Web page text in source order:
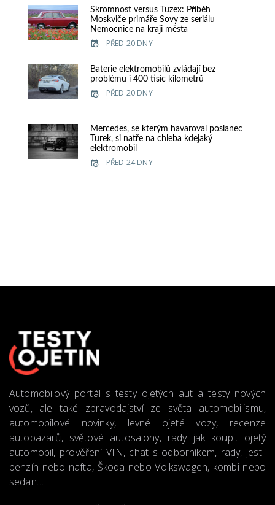
Skromnost versus Tuzex: Příběh
Moskviče primáře Sovy ze seriálu
Nemocnice na kraji města
PŘED 20 DNY
Baterie elektromobilů zvládají bez
problému i 400 tisíc kilometrů
PŘED 20 DNY
Mercedes, se kterým havaroval poslanec
Turek, si natře na chleba kdejaký
elektromobil
PŘED 24 DNY
Automobilový portál s testy ojetých aut a testy nových
vozů, ale také zpravodajství ze světa automobilismu,
automobilové novinky, levné ojeté vozy, recenze
autobazarů, světové autosalony, rady jak koupit ojetý
automobil, prověření VIN, chat s odborníkem, rady, jestli
benzín nebo nafta, Škoda nebo Volkswagen, kombi nebo
sedan…